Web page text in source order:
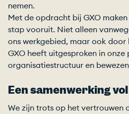
nemen.
Met de opdracht bij GXO
stap vooruit. Niet alleen
ons werkgebied, maar ook
GXO heeft uitgesproken in onze
organisatiestructuur en
Een samenwerking
We zijn trots op het vertrouwen